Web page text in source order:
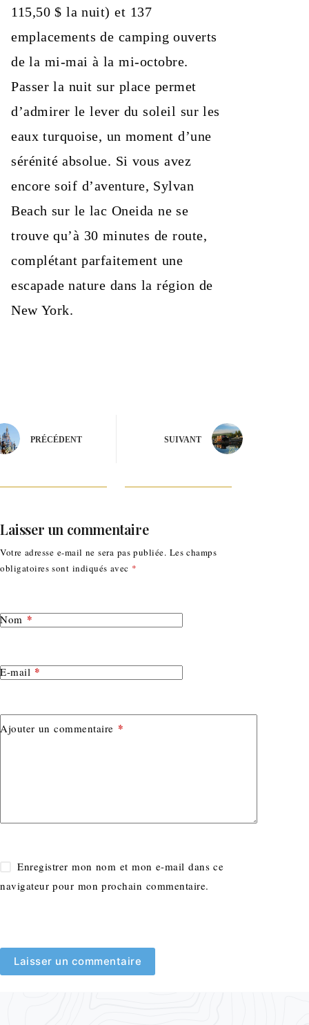
115,50 $ la nuit) et 137
emplacements de camping ouverts
de la mi-mai à la mi-octobre.
Passer la nuit sur place permet
d’admirer le lever du soleil sur les
eaux turquoise, un moment d’une
sérénité absolue. Si vous avez
encore soif d’aventure, Sylvan
Beach sur le lac Oneida ne se
trouve qu’à 30 minutes de route,
complétant parfaitement une
escapade nature dans la région de
New York.
PRÉCÉDENT SUIVANT
Laisser un commentaire
Votre adresse e-mail ne sera pas publiée. Les champs
obligatoires sont indiqués avec *
Nom *
E-mail *
Ajouter un commentaire *
Enregistrer mon nom et mon e-mail dans ce
navigateur pour mon prochain commentaire.
Laisser un commentaire